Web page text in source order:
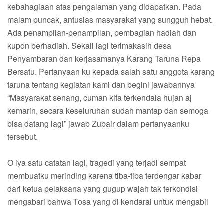
kebahagiaan atas pengalaman yang didapatkan. Pada
malam puncak, antusias masyarakat yang sungguh hebat.
Ada penampilan-penampilan, pembagian hadiah dan
kupon berhadiah. Sekali lagi terimakasih desa
Penyambaran dan kerjasamanya Karang Taruna Repa
Bersatu. Pertanyaan ku kepada salah satu anggota karang
taruna tentang kegiatan kami dan begini jawabannya
“Masyarakat senang, cuman kita terkendala hujan aj
kemarin, secara keseluruhan sudah mantap dan semoga
bisa datang lagi” jawab Zubair dalam pertanyaanku
tersebut.
O iya satu catatan lagi, tragedi yang terjadi sempat
membuatku merinding karenatiba-tibaterdengar kabar
dari ketua pelaksana yang gugup wajah tak terkondisi
mengabari bahwa Tosa yang di kendarai untuk mengabil